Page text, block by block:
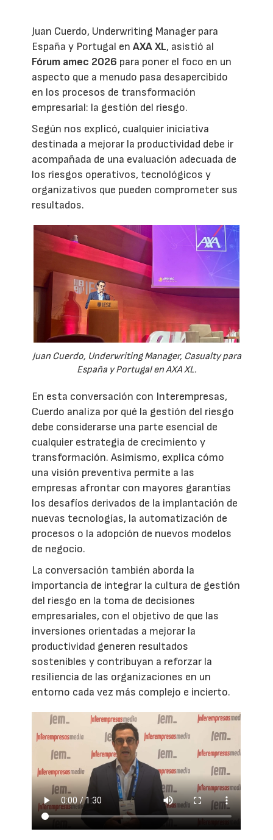
Juan Cuerdo, Underwriting Manager para
España y Portugal enAXA XL, asistió al
Fórum amec 2026 para poner el foco en un
aspecto que a menudo pasa desapercibido
en los procesos de transformación
empresarial: la gestión del riesgo.
Según nos explicó, cualquier iniciativa
destinada a mejorar la productividad debe ir
acompañada de una evaluación adecuada de
los riesgos operativos, tecnológicos y
organizativos que pueden comprometer sus
resultados.
Juan Cuerdo, Underwriting Manager, Casualty para
España y Portugal en AXA XL.
En esta conversación con Interempresas,
Cuerdo analiza por qué la gestión del riesgo
debe considerarse una parte esencial de
cualquier estrategia de crecimiento y
transformación. Asimismo, explica cómo
una visión preventiva permite a las
empresas afrontar con mayores garantías
los desafíos derivados de la implantación de
nuevas tecnologías, la automatización de
procesos o la adopción de nuevos modelos
de negocio.
La conversación también aborda la
importancia de integrar la cultura de gestión
del riesgo en la toma de decisiones
empresariales, con el objetivo de que las
inversiones orientadas a mejorar la
productividad generen resultados
sostenibles y contribuyan a reforzar la
resiliencia de las organizaciones en un
entorno cada vez más complejo e incierto.